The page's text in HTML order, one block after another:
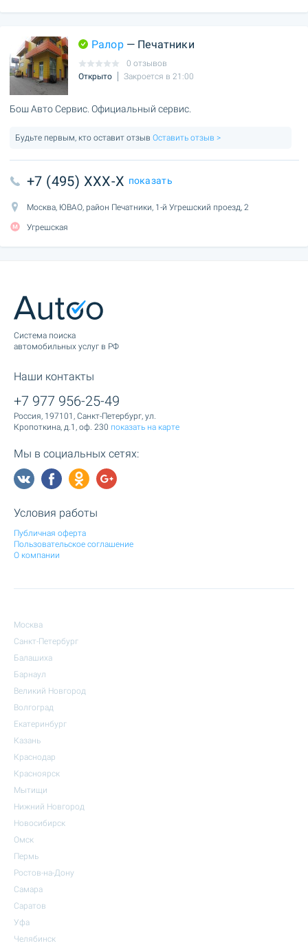
Ралор— Печатники
0 отзывов
Открыто
Закроется в 21:00
Бош Авто Сервис. Официальный сервис.
Будьте первым, кто оставит отзыв Оставить отзыв >
+7 (495) XXX-X показать
Москва, ЮВАО, район Печатники, 1-й Угрешский проезд, 2
Угрешская
Cистема поиска
автомобильных услуг в РФ
Наши контакты
+7 977 956-25-49
Россия, 197101, Санкт-Петербург, ул.
Кропоткина, д.1, оф. 230 показать на карте
Мы в социальных сетях:
Условия работы
Публичная оферта
Пользовательское соглашение
О компании
Москва
Санкт-Петербург
Балашиха
Барнаул
Великий Новгород
Волгоград
Екатеринбург
Казань
Краснодар
Красноярск
Мытищи
Нижний Новгород
Новосибирск
Омск
Пермь
Ростов-на-Дону
Самара
Саратов
Уфа
Челябинск